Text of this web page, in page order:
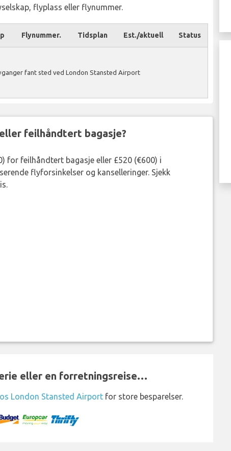
flyplass eller flynummer.
Flynummer. Tidsplan Est./aktuell Status
fant sted ved London Stansted Airport
feilhåndtert bagasje?
for feilhåndtert bagasje eller £520 (€600) i
flyforsinkelser og kanselleringer. Sjekk
eller en forretningsreise…
London Stansted Airport for store besparelser.